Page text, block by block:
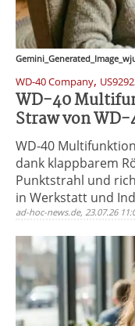
WD-40 Company,
WD-40
Straw von
WD-40
dank klappbarem
Punktstrahl und
in Werkstatt und
ad-hoc-news.de, 23.07.26